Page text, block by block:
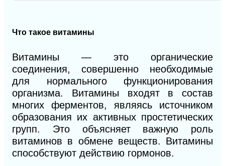
Что такое витамины
Витамины — это органические
соединения, совершенно необходимые
для нормального функционирования
организма. Витамины входят в состав
многих ферментов, являясь источником
образования их активных простетических
групп. Это объясняет важную роль
витаминов в обмене веществ. Витамины
способствуют действию гормонов.